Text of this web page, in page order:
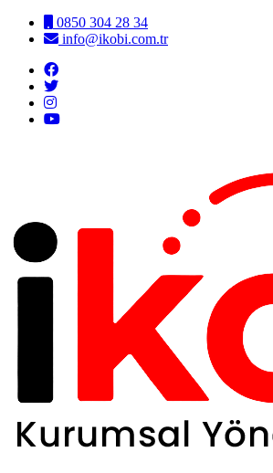
0850 304 28 34
info@ikobi.com.tr